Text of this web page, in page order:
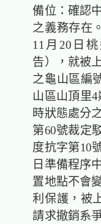
備位：確認
之義務存在。
11月20日
告），就被
之龜山區編
山區山頂里
時狀態處分
第60號裁定
度抗字第10
日準備程序
置地點不會
利保護，被
請求撤銷系